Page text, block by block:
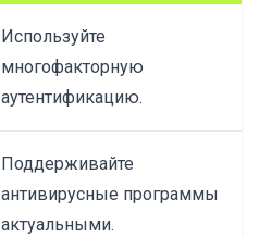
Используйте
многофакторную
аутентификацию.
Поддерживайте
антивирусные программы
актуальными.